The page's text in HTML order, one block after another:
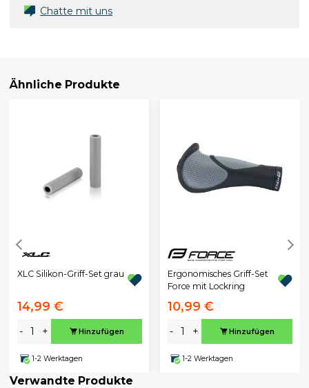
Chatte mit uns
Ähnliche Produkte
XLC Silikon-Griff-Set grau
14,99 €
- + Hinzufügen
1-2 Werktagen
Ergonomisches Griff-Set
Force mit Lockring
10,99 €
- + Hinzufügen
1-2 Werktagen
Verwandte Produkte